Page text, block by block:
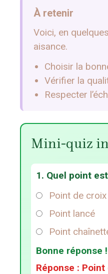
À retenir
Voici, en
aisance.
Choisir la
Vérifier la
Respecter
Mini-quiz
1. Quel point
Point de croix
Point lancé
Point
Bonne réponse !
Réponse :